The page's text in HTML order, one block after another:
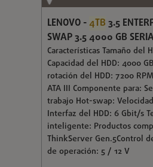
LENOVO -4TB 3.5
SWAP 3.5 4000 GB
Características Tamaño del
Capacidad del HDD: 4000
rotación del HDD: 7200
ATA III Componente para:
trabajo Hot-swap:
Interfaz del HDD: 6 Gbit/s
inteligente: Productos
ThinkServer Gen.5Control
de operación: 5 / 12 V